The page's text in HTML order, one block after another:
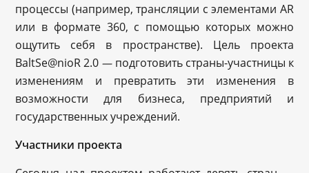
процессы (например, трансляции с элементами AR
или в формате 360, с помощью которых можно
ощутить себя в пространстве). Цель проекта
BaltSe@nioR 2.0 —подготовить страны-участницы к
изменениям и превратить эти изменения в
возможности для бизнеса, предприятий и
государственных учреждений.
Участники проекта